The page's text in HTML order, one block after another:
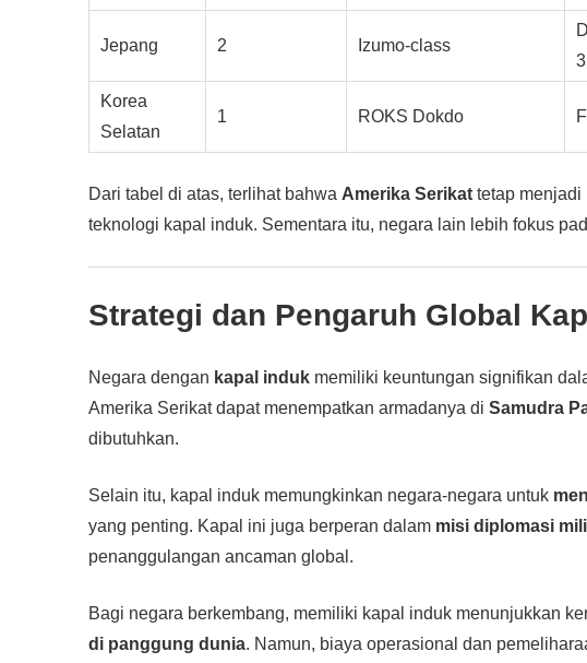
Jepang 2 Izumo-class
Korea
Selatan
1 ROKS Dokdo
Dari tabel di atas, terlihat bahwa Amerika Serikat tetap menjadi
teknologi kapal induk. Sementara itu, negara lain lebih fokus
Strategi dan Pengaruh Global
Negara dengan kapal induk memiliki keuntungan signifikan
Amerika Serikat dapat menempatkan armadanya diSamudra
dibutuhkan.
Selain itu, kapal induk memungkinkan negara-negara untuk
yang penting. Kapal ini juga berperan dalam misi diplomasi
penanggulangan ancaman global.
Bagi negara berkembang, memiliki kapal induk menunjukkan
di panggung dunia. Namun, biaya operasional dan